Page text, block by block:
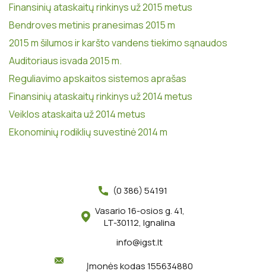
Finansinių ataskaitų rinkinys už 2015 metus
Bendroves metinis pranesimas 2015 m
2015 m šilumos ir karšto vandens tiekimo sąnaudos
Auditoriaus isvada 2015 m.
Reguliavimo apskaitos sistemos aprašas
Finansinių ataskaitų rinkinys už 2014 metus
Veiklos ataskaita už 2014 metus
Ekonominių rodiklių suvestinė 2014 m
(0 386) 54191
Vasario 16-osios g. 41,
LT-30112, Ignalina
info@igst.lt
Įmonės kodas 155634880